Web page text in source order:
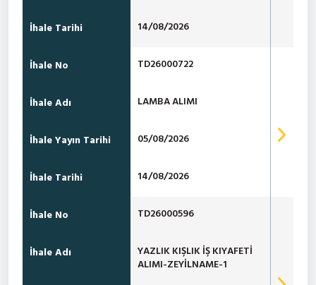
İhale Tarihi 14/08/2026
İhale No TD26000722
İhale Adı LAMBA ALIMI
İhale Yayın Tarihi 05/08/2026
İhale Tarihi 14/08/2026
İhale No TD26000596
İhale Adı
YAZLIK KIŞLIK İŞ KIYAFETİ
ALIMI-ZEYİLNAME-1